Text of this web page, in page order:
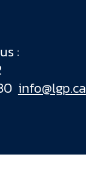
:
info@lgp.ca